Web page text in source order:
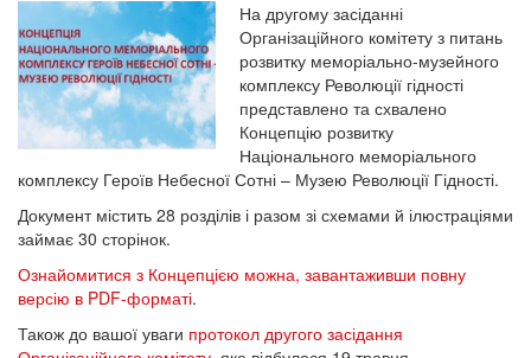
На другому засіданні
Організаційного комітету з питань
розвитку меморіально-музейного
комплексу Революції гідності
представлено та схвалено
Концепцію розвитку
Національного меморіального
комплексу Героїв Небесної Сотні – Музею Революції Гідності.
Документ містить 28 розділів і разом зі схемами й ілюстраціями
займає 30 сторінок.
Ознайомитися з Концепцією можна, завантаживши повну
версію в PDF-форматі.
Також до вашої уваги протокол другого засідання